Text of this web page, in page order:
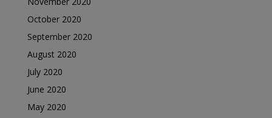
October 2020
September 2020
August 2020
July 2020
June 2020
May 2020